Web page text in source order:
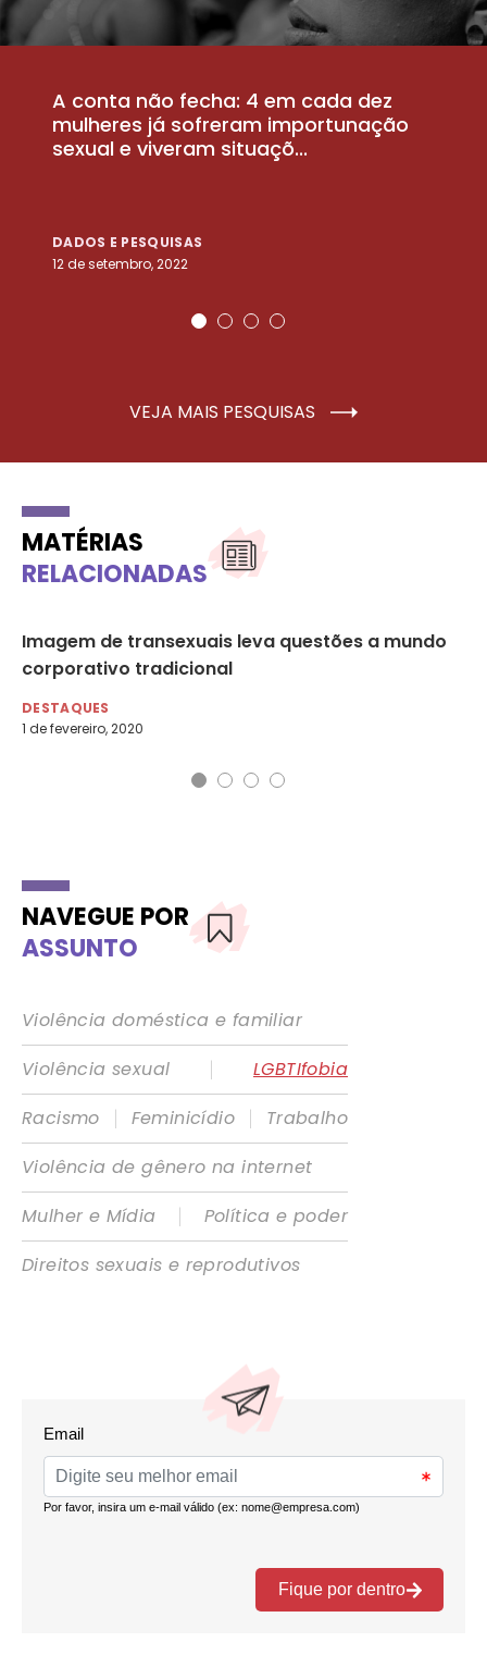
A conta não fecha: 4 em cada dez
mulheres já sofreram importunação
sexual e viveram situaçõ...
DADOS E PESQUISAS
12 de setembro, 2022
VEJA MAIS PESQUISAS
MATÉRIAS
RELACIONADAS
Imagem de transexuais leva questões a mundo
corporativo tradicional
DESTAQUES
1 de fevereiro, 2020
NAVEGUE POR
ASSUNTO
Violência doméstica e familiar
Violência sexual
|
LGBTIfobia
Racismo
| Feminicídio |
Trabalho
Violência de gênero na internet
Mulher e Mídia
|
Política e poder
Direitos sexuais e reprodutivos